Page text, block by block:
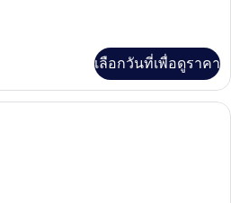
เลือกวันที่เพื่อดูราคา
ห้องสแตนดาร์ดดับเบิล | ตู้นิรภัยในห้อง